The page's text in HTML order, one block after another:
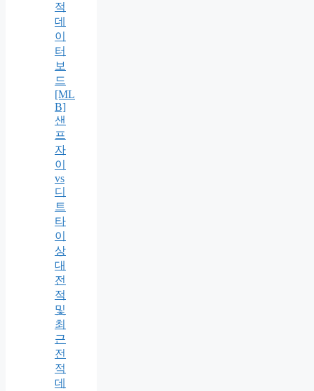
적
데
이
터
보
드
[ML
B]
샌
프
자
이
vs
디
트
타
이
상
대
전
적
및
최
근
전
적
데